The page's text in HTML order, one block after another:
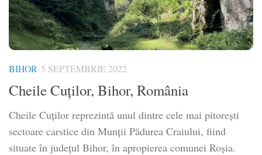
BIHOR 5 SEPTEMBRIE 2022
Cheile Cuților, Bihor, România
Cheile Cuților reprezintă unul dintre cele mai pitorești
sectoare carstice din Munții Pădurea Craiului, fiind
situate în județul Bihor, în apropierea comunei Roșia.